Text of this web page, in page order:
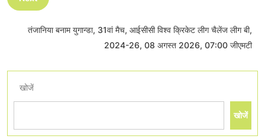
तंजानिया बनाम युगान्डा, 31वां मैच, आईसीसी विश्व क्रिकेट लीग चैलेंज लीग बी,
2024-26, 08 अगस्त 2026, 07:00 जीएमटी
खोजें
खोजें